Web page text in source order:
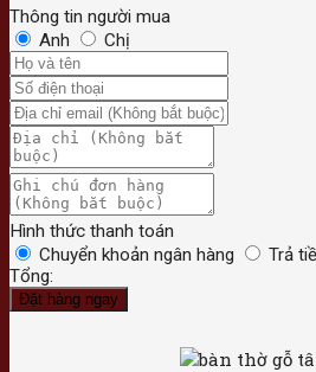
Thông tin người mua
Anh
Chị
Hình thức thanh toán
Chuyển khoản ngân hàng
Trả
Tổng:
Đặt hàng ngay